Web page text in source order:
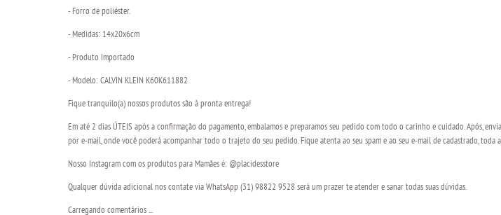
- Forro de poliéster.
- Medidas: 14x20x6cm
- Produto Importado
- Modelo: CALVIN KLEIN K60K611882
Fique tranquilo(a) nossos produtos são à pronta entrega!
Em até 2 dias ÚTEIS após a confirmação do pagamento, embalamos e preparamos seu pedido com todo o carinho e cuidado. Após,
por e-mail, onde você poderá acompanhar todo o trajeto do seu pedido. Fique atenta ao seu spam e ao seu e-mail de cadastrado, toda
Nosso Instagram com os produtos para Mamães é: @placidesstore
Qualquer dúvida adicional nos contate via WhatsApp (31) 98822 9528 será um prazer te atender e sanar todas suas dúvidas.
Carregando comentários ...